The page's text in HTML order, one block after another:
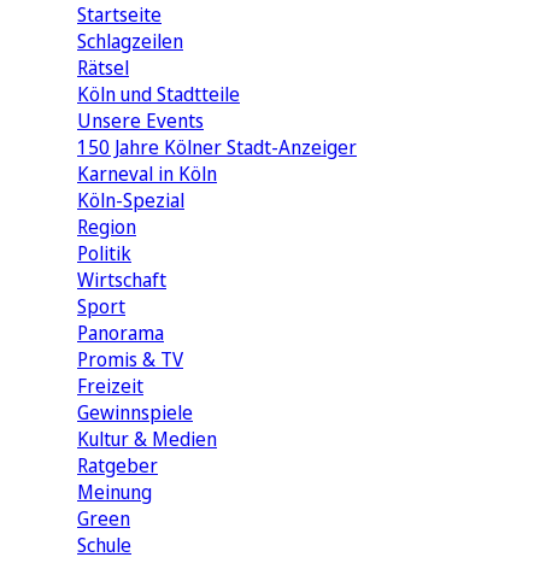
Startseite
Schlagzeilen
Rätsel
Köln und Stadtteile
Unsere Events
150 Jahre Kölner Stadt-Anzeiger
Karneval in Köln
Köln-Spezial
Region
Politik
Wirtschaft
Sport
Panorama
Promis & TV
Freizeit
Gewinnspiele
Kultur & Medien
Ratgeber
Meinung
Green
Schule